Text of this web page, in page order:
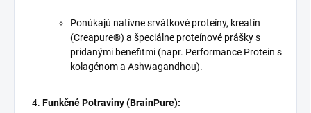
Ponúkajú natívne srvátkové proteíny, kreatín
(Creapure®) a špeciálne proteínové prášky s
pridanými benefitmi (napr. Performance Protein s
kolagénom a Ashwagandhou).
Funkčné Potraviny (BrainPure):